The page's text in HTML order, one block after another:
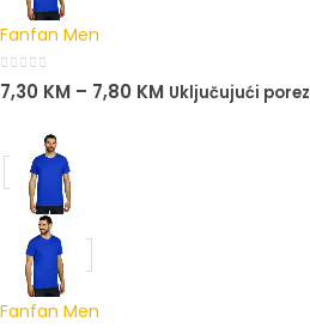
Fanfan Men
0out of 5
7,30 KM – 7,80 KM Uključujući porez
Fanfan Men